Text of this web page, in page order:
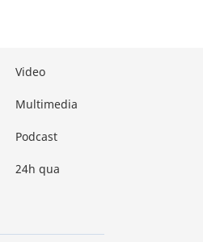
Video
Multimedia
Podcast
24h qua